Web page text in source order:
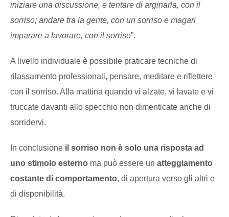
iniziare una discussione, e tentare di arginarla, con il
sorriso; andare tra la gente, con un sorriso e magari
imparare a lavorare, con il sorriso”.
A livello individuale è possibile praticare tecniche di
rilassamento professionali, pensare, meditare e riflettere
con il sorriso. Alla mattina quando vi alzate, vi lavate e vi
truccate davanti allo specchio non dimenticate anche di
sorridervi.
In conclusione il sorriso non è solo una risposta ad
uno stimolo esterno ma può essere un atteggiamento
costante di comportamento, di apertura verso gli altri e
di disponibilità.